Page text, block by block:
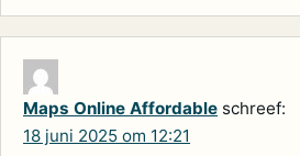
Maps Online Affordable schreef:
18 juni 2025 om 12:21